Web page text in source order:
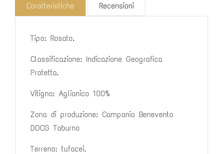
Caratteristiche Recensioni
Tipo: Rosato.
Classificazione: Indicazione Geografica
Protetta.
Vitigno: Aglianico 100%
Zona di produzione: Campania Benevento
DOCG Taburno
Terreno: tufacei.